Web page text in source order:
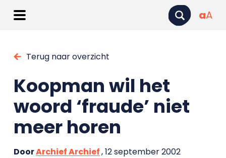
aA
Terug naar overzicht
Koopman wil het
woord ‘fraude’ niet
meer horen
DoorArchief Archief, 12 september 2002